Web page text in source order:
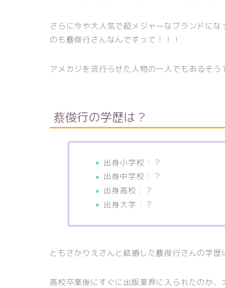
さらに今や大人気で超メジャーなブランドにな
のも蔡俊行さんなんですって！！！
アメカジを流行らせた人物の一人でもあるそう
蔡俊行の学歴は？
出身小学校：？
出身中学校：？
出身高校：？
出身大学：？
ともさかりえさんと結婚した蔡俊行さんの学歴
高校卒業後にすぐに出版業界に入られたのか